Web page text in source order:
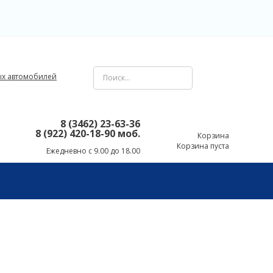
8 (3462) 23-63-36
8 (922) 420-18-90 моб.
Ежедневно с 9.00 до 18.00
Корзина
Корзина пуста